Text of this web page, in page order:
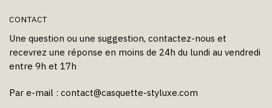
CONTACT
Une question ou une suggestion, contactez-nous et
recevrez une réponse en moins de 24h du lundi au vendredi
entre 9h et 17h
Par e-mail : contact@casquette-styluxe.com